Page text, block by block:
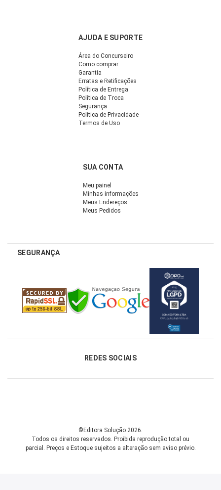
AJUDA E SUPORTE
Área do Concurseiro
Como comprar
Garantia
Erratas e Retificações
Política de Entrega
Política de Troca
Segurança
Política de Privacidade
Termos de Uso
SUA CONTA
Meu painel
Minhas informações
Meus Endereços
Meus Pedidos
SEGURANÇA
REDES SOCIAIS
©Editora Solução 2026.
Todos os direitos reservados. Proibida reprodução total ou
parcial. Preços e Estoque sujeitos a alteração sem aviso prévio.